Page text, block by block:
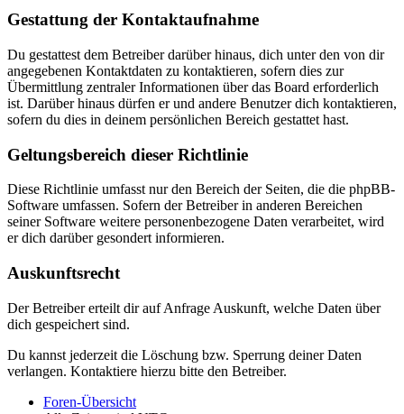
Gestattung der Kontaktaufnahme
Du gestattest dem Betreiber darüber hinaus, dich unter den von dir
angegebenen Kontaktdaten zu kontaktieren, sofern dies zur
Übermittlung zentraler Informationen über das Board erforderlich
ist. Darüber hinaus dürfen er und andere Benutzer dich kontaktieren,
sofern du dies in deinem persönlichen Bereich gestattet hast.
Geltungsbereich dieser Richtlinie
Diese Richtlinie umfasst nur den Bereich der Seiten, die die phpBB-
Software umfassen. Sofern der Betreiber in anderen Bereichen
seiner Software weitere personenbezogene Daten verarbeitet, wird
er dich darüber gesondert informieren.
Auskunftsrecht
Der Betreiber erteilt dir auf Anfrage Auskunft, welche Daten über
dich gespeichert sind.
Du kannst jederzeit die Löschung bzw. Sperrung deiner Daten
verlangen. Kontaktiere hierzu bitte den Betreiber.
Foren-Übersicht